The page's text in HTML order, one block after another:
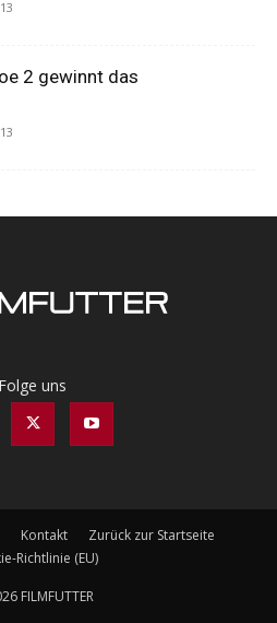
2 gewinnt das
Folge uns
Kontakt
Zurück zur Startseite
Richtlinie (EU)
FILMFUTTER